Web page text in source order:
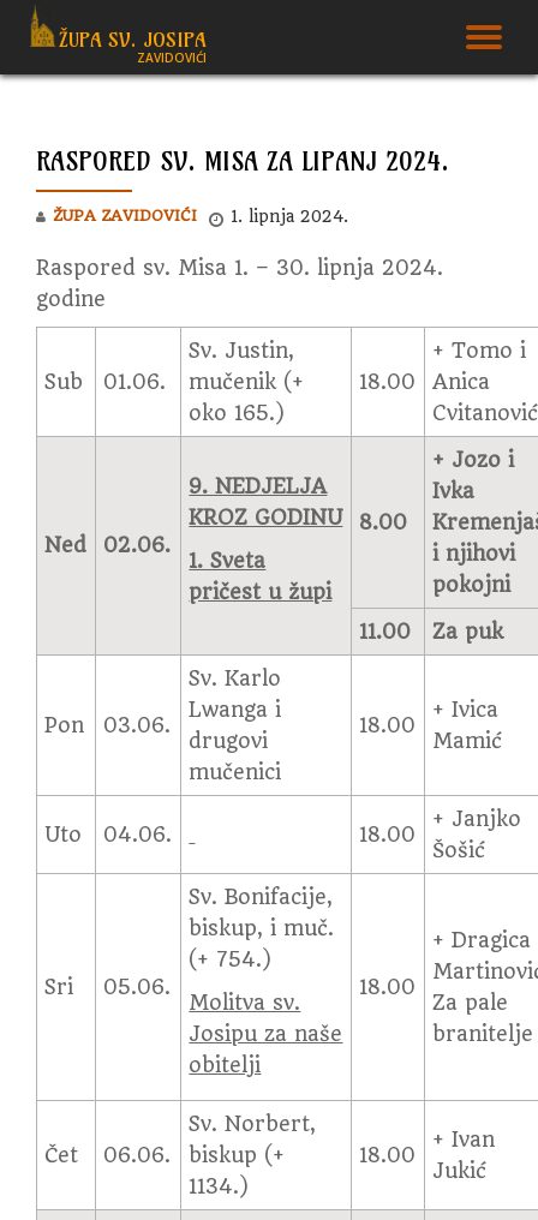
to
ŽUPA SV. JOSIPA
ZAVIDOVIĆI
RASPORED SV. MISA ZA LIPANJ 2024.
ŽUPA ZAVIDOVIĆI 1. lipnja 2024.
Raspored sv. Misa 1. – 30. lipnja 2024.
godine
Sub 01.06.
Sv. Justin,
mučenik (+
oko 165.)
18.00
+ Tomo i
Anica
Cvitanović
Ned 02.06.
9. NEDJELJA
KROZ GODINU
1. Sveta
pričest u župi
8.00
+ Jozo i
Ivka
i njihovi
pokojni
11.00
Za puk
Pon 03.06.
Sv. Karlo
Lwanga i
drugovi
mučenici
18.00
+ Ivica
Mamić
Uto 04.06. 18.00
+ Janjko
Šošić
Sri 05.06.
Sv. Bonifacije,
biskup, i muč.
(+ 754.)
Molitva sv.
Josipu za naše
obitelji
18.00
+ Dragica
Za pale
branitelje
Čet 06.06.
Sv. Norbert,
biskup (+
1134.)
18.00
+ Ivan
Jukić